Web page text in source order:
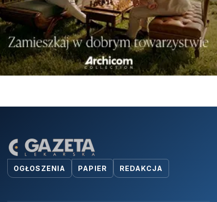
OGŁOSZENIA PAPIER REDAKCJA